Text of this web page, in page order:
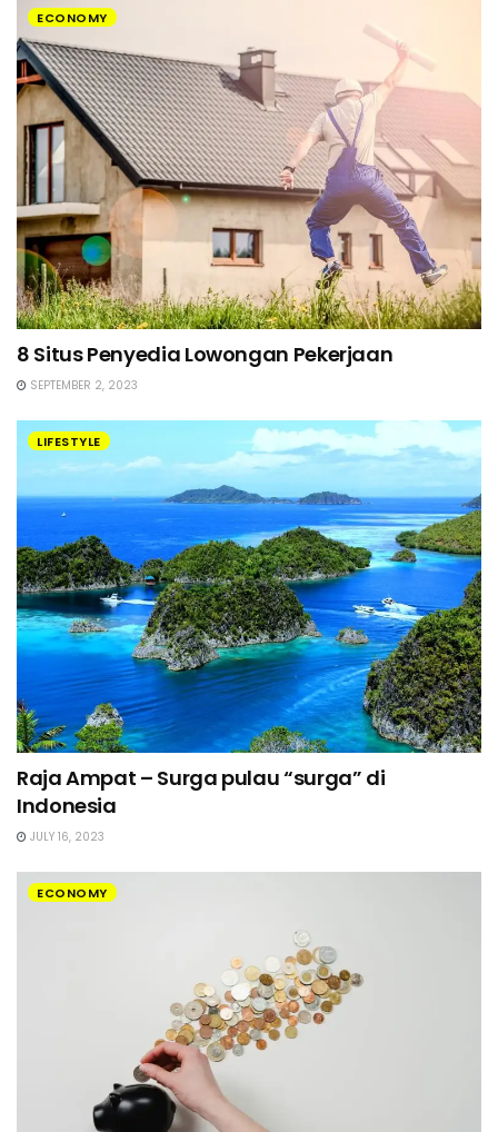
ECONOMY
8 Situs Penyedia Lowongan Pekerjaan
SEPTEMBER 2, 2023
LIFESTYLE
Raja Ampat – Surga pulau “surga” di
Indonesia
JULY 16, 2023
ECONOMY